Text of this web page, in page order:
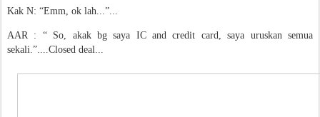
Kak N: “Emm, ok lah...”...
AAR : “ So, akak bg saya IC and credit card, saya uruskan semua
sekali.”....Closed deal...